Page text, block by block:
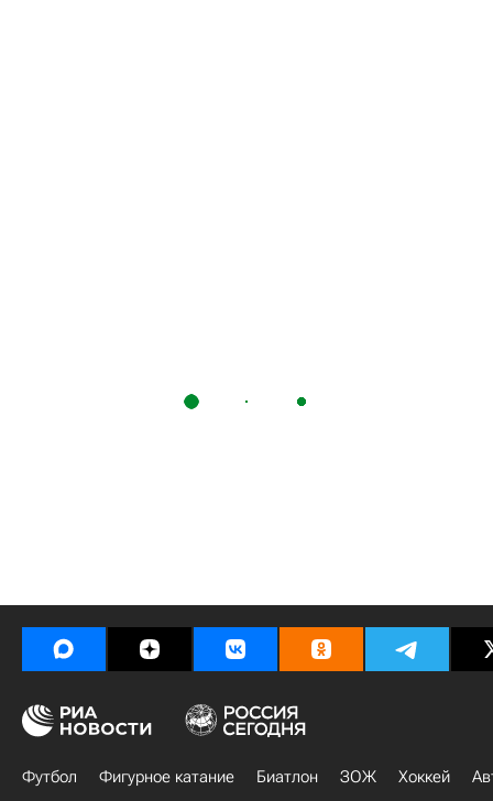
Футбол Фигурное катание Биатлон ЗОЖ Хоккей